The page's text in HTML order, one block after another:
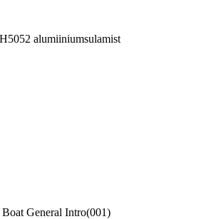
alumiiniumsulamist